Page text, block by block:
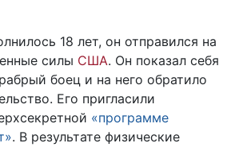
18 лет, он отправился на
силы США. Он показал себя
боец и на него обратило
Его пригласили
«программе
. В результате физические